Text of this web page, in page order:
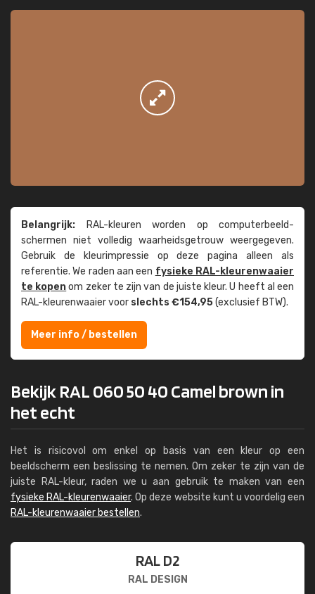
Belangrijk: RAL-kleuren worden op computer­beeld­
schermen niet volledig waarheids­­getrouw weer­gegeven.
Gebruik de kleur­impressie op deze pagina alleen als
referentie. We raden aan een fysieke RAL-kleuren­waaier
te kopenom zeker te zijn van de juiste kleur. U heeft al een
RAL-kleuren­waaier voor slechts €154,95(exclusief BTW).
Meer info / bestellen
Bekijk RAL 060 50 40 Camel brown in
het echt
Het is risicovol om enkel op basis van een kleur op een
beeldscherm een beslissing te nemen. Om zeker te zijn van de
juiste RAL-kleur, raden we u aan gebruik te maken van een
fysieke RAL-kleurenwaaier. Op deze website kunt u voordelig een
RAL-kleurenwaaier bestellen.
RAL D2
RAL DESIGN